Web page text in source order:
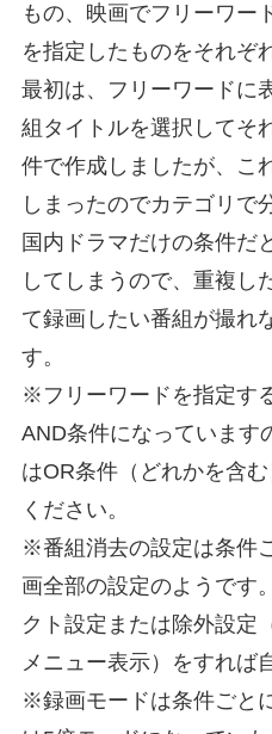
もの、映画でフリーワー
を指定したものをそれぞ
最初は、フリーワードに
組タイトルを選択してそ
件で作成しましたが、こ
しまったのでカテゴリで
国内ドラマだけの条件だ
してしまうので、重複し
て録画したい番組が撮れ
す。
※フリーワードを指定す
AND条件になっています
はOR条件（どれかを含
ください。
※番組消去の設定は条件
画全部の設定のようです
クト設定または除外設定
メニュー表示）をすれば
※録画モードは条件ごと